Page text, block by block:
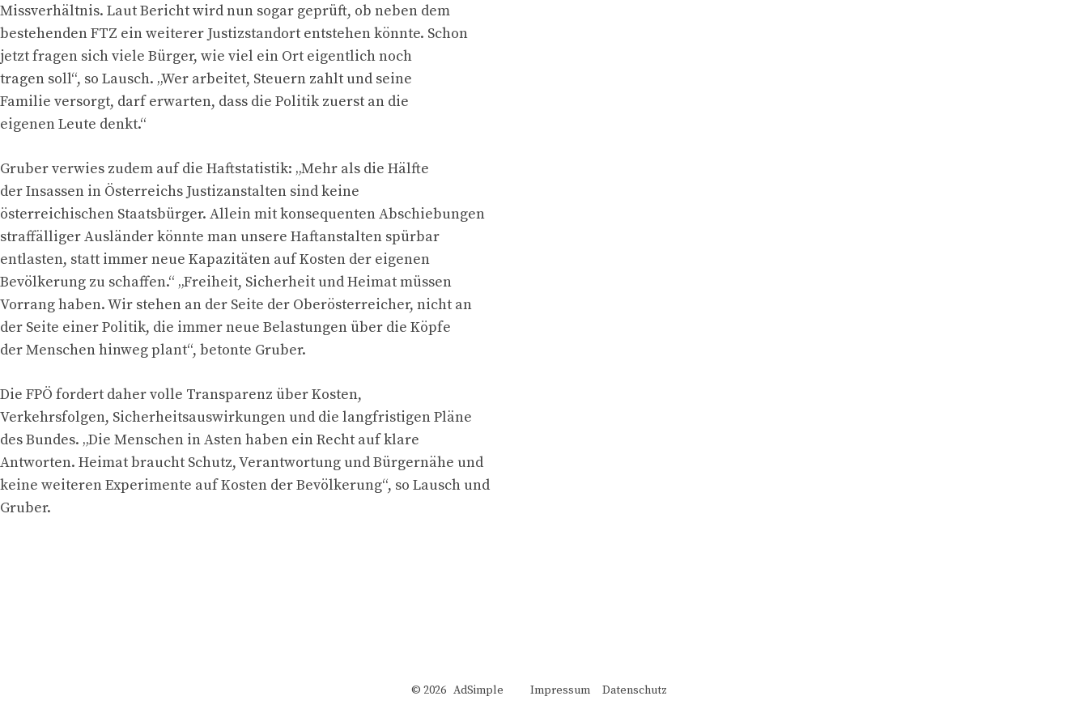
Missverhältnis. Laut Bericht wird nun sogar geprüft, ob neben dem
bestehenden FTZ ein weiterer Justizstandort entstehen könnte. Schon
jetzt fragen sich viele Bürger, wie viel ein Ort eigentlich noch
tragen soll“, so Lausch. „Wer arbeitet, Steuern zahlt und seine
Familie versorgt, darf erwarten, dass die Politik zuerst an die
eigenen Leute denkt.“
Gruber verwies zudem auf die Haftstatistik: „Mehr als die Hälfte
der Insassen in Österreichs Justizanstalten sind keine
österreichischen Staatsbürger. Allein mit konsequenten Abschiebungen
straffälliger Ausländer könnte man unsere Haftanstalten spürbar
entlasten, statt immer neue Kapazitäten auf Kosten der eigenen
Bevölkerung zu schaffen.“ „Freiheit, Sicherheit und Heimat müssen
Vorrang haben. Wir stehen an der Seite der Oberösterreicher, nicht an
der Seite einer Politik, die immer neue Belastungen über die Köpfe
der Menschen hinweg plant“, betonte Gruber.
Die FPÖ fordert daher volle Transparenz über Kosten,
Verkehrsfolgen, Sicherheitsauswirkungen und die langfristigen Pläne
des Bundes. „Die Menschen in Asten haben ein Recht auf klare
Antworten. Heimat braucht Schutz, Verantwortung und Bürgernähe und
keine weiteren Experimente auf Kosten der Bevölkerung“, so Lausch und
Gruber.
© 2026 AdSimple Impressum Datenschutz